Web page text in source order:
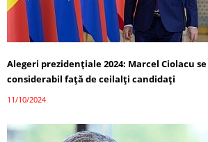
Alegeri prezidențiale 2024: Marcel Ciolacu
considerabil față de ceilalți candidați
11/10/2024